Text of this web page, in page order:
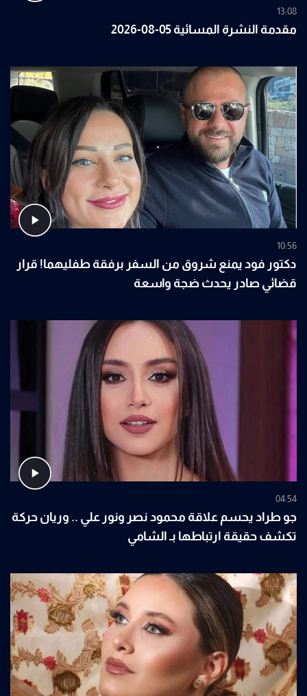
13:08
مقدمة النشرة المسائية 05-08-2026
10:56
دكتور فود يمنع شروق من السفر برفقة طفليهما! قرار
قضائي صادر يحدث ضجة واسعة
04:54
جو طراد يحسم علاقة محمود نصر ونور علي .. وريان حركة
تكشف حقيقة ارتباطها بـ الشامي